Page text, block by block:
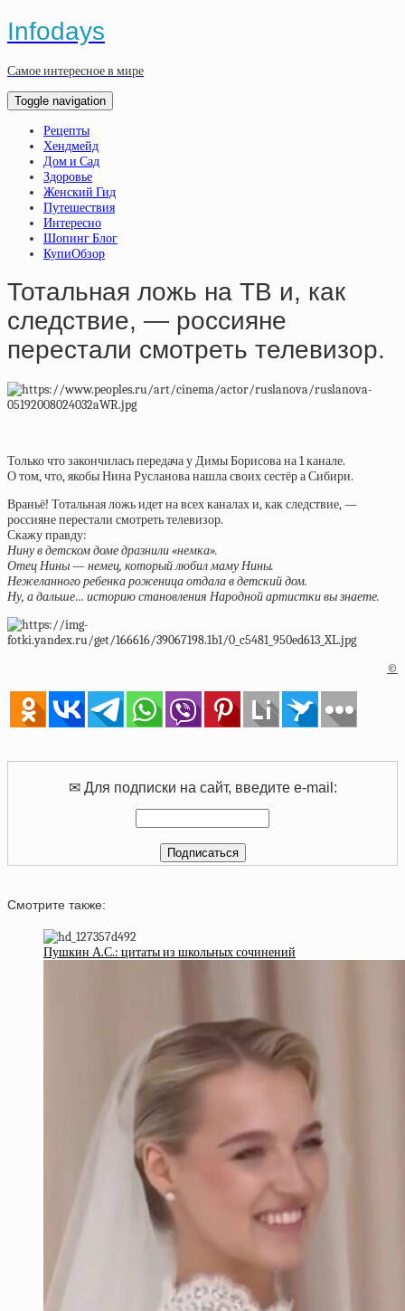
Infodays
Самое интересное в мире
Toggle navigation
Рецепты
Хендмейд
Дом и Сад
Здоровье
Женский Гид
Путешествия
Интересно
Шопинг Блог
КупиОбзор
Тотальная ложь на ТВ и, как
следствие, — россияне
перестали смотреть телевизор.
Только что закончилась передача у Димы Борисова на 1 канале.
О том, что, якобы Нина Русланова нашла своих сестёр а Сибири.
Враньё! Тотальная ложь идет на всех каналах и, как следствие, —
россияне перестали смотреть телевизор.
Скажу правду:
Нину в детском доме дразнили «немка».
Отец Нины — немец, который любил маму Нины.
Нежеланного ребенка роженица отдала в детский дом.
Ну, а дальше… историю становления Народной артистки вы знаете.
©
✉ Для подписки на сайт, введите e-mail:
Смотрите также:
Пушкин А.С.: цитаты из школьных сочинений